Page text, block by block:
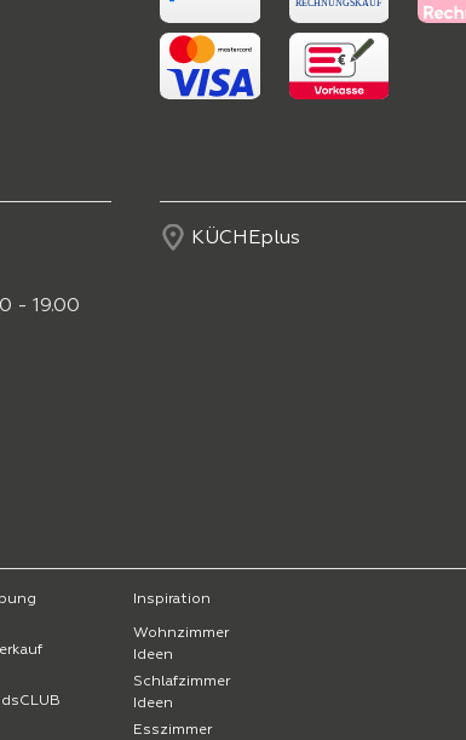
- 19.00
KÜCHEplus
Inspiration
Wohnzimmer
Ideen
Schlafzimmer
Ideen
Esszimmer